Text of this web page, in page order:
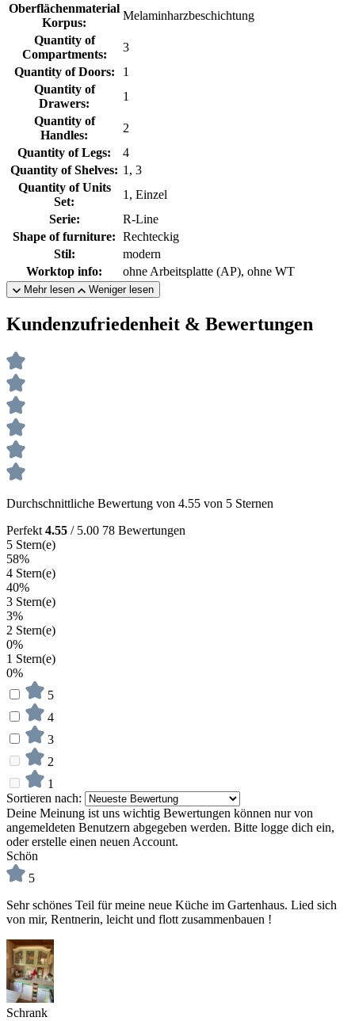
Oberflächenmaterial
Korpus:
Melaminharzbeschichtung
Quantity of
Compartments:
3
Quantity of Doors:
1
Quantity of
Drawers:
1
Quantity of
Handles:
2
Quantity of Legs:
4
Quantity of Shelves: 1, 3
Quantity of Units
Set:
1, Einzel
Serie:
R-Line
Shape of furniture: Rechteckig
Stil:
modern
Worktop info:
ohne Arbeitsplatte (AP), ohne WT
Mehr lesen Weniger lesen
Kundenzufriedenheit & Bewertungen
Durchschnittliche Bewertung von 4.55 von 5 Sternen
Perfekt 4.55 / 5.00 78 Bewertungen
5 Stern(e)
58%
4 Stern(e)
40%
3 Stern(e)
3%
2 Stern(e)
0%
1 Stern(e)
0%
5
4
3
2
1
Sortieren nach:
Deine Meinung ist uns wichtig Bewertungen können nur von
angemeldeten Benutzern abgegeben werden. Bitte logge dich ein,
oder erstelle einen neuen Account.
Schön
5
Sehr schönes Teil für meine neue Küche im Gartenhaus. Lied sich
von mir, Rentnerin, leicht und flott zusammenbauen !
Schrank